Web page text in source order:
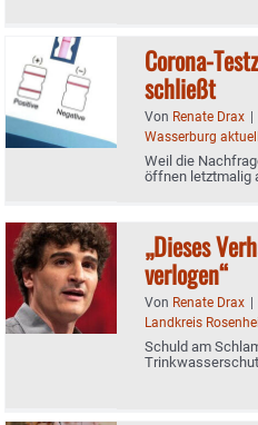
Corona-
schließt
Von Renate Drax |
Wasserburg aktuell
Weil die
öffnen letztmalig
„Dieses
verlogen“
Von Renate Drax |
Landkreis
Schuld am